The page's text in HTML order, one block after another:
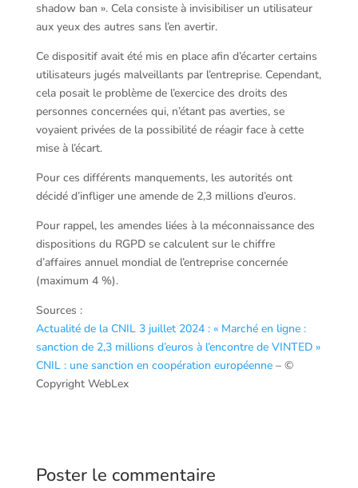
shadow ban ». Cela consiste à invisibiliser un utilisateur
aux yeux des autres sans l’en avertir.
Ce dispositif avait été mis en place afin d’écarter certains
utilisateurs jugés malveillants par l’entreprise. Cependant,
cela posait le problème de l’exercice des droits des
personnes concernées qui, n’étant pas averties, se
voyaient privées de la possibilité de réagir face à cette
mise à l’écart.
Pour ces différents manquements, les autorités ont
décidé d’infliger une amende de 2,3 millions d’euros.
Pour rappel, les amendes liées à la méconnaissance des
dispositions du RGPD se calculent sur le chiffre
d’affaires annuel mondial de l’entreprise concernée
(maximum 4 %).
Sources :
Actualité de la CNIL 3 juillet 2024 : « Marché en ligne :
sanction de 2,3 millions d’euros à l’encontre de VINTED »
CNIL : une sanction en coopération européenne– ©
Copyright WebLex
Poster le commentaire